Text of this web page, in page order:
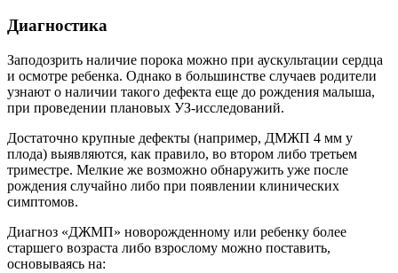
Диагностика
Заподозрить наличие порока можно при аускультации сердца
и осмотре ребенка. Однако в большинстве случаев родители
узнают о наличии такого дефекта еще до рождения малыша,
при проведении плановых УЗ-исследований.
Достаточно крупные дефекты (например, ДМЖП 4 мм у
плода) выявляются, как правило, во втором либо третьем
триместре. Мелкие же возможно обнаружить уже после
рождения случайно либо при появлении клинических
симптомов.
Диагноз «ДЖМП» новорожденному или ребенку более
старшего возраста либо взрослому можно поставить,
основываясь на: